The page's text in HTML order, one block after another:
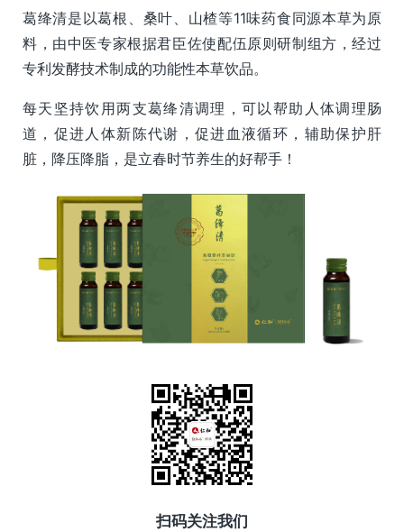
葛绛清是以葛根、桑叶、山楂等11味药食同源本草为原
料，由中医专家根据君臣佐使配伍原则研制组方，经过
专利发酵技术制成的功能性本草饮品。
每天坚持饮用两支葛绛清调理，可以帮助人体调理肠
道，促进人体新陈代谢，促进血液循环，辅助保护肝
脏，降压降脂，是立春时节养生的好帮手！
扫码关注我们